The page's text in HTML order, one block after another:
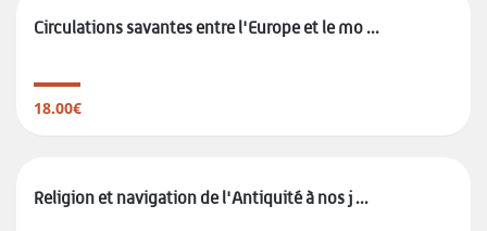
Circulations savantes entre l'Europe et le mo ...
18.00€
Religion et navigation de l'Antiquité à nos j ...